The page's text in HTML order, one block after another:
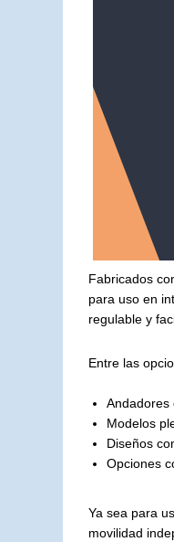
Fabricados
para uso en
regulable y
Entre las
Andadores
Modelos
Diseños
Opciones
Ya sea para
movilidad